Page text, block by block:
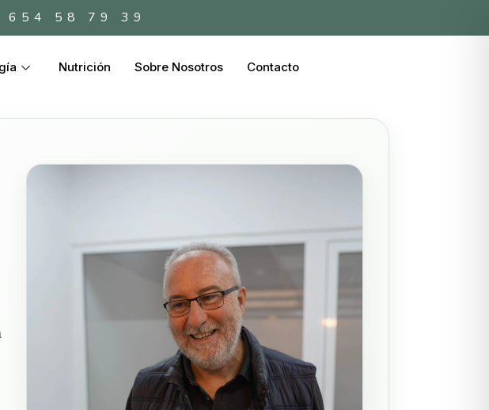
654 58 79 39
Nutrición Sobre Nosotros Contacto